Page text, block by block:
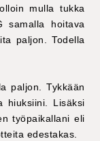
mulla tukka
samalla hoitava
paljon. Todella
paljon. Tykkään
hiuksiini. Lisäksi
työpaikallani eli
edestakas.